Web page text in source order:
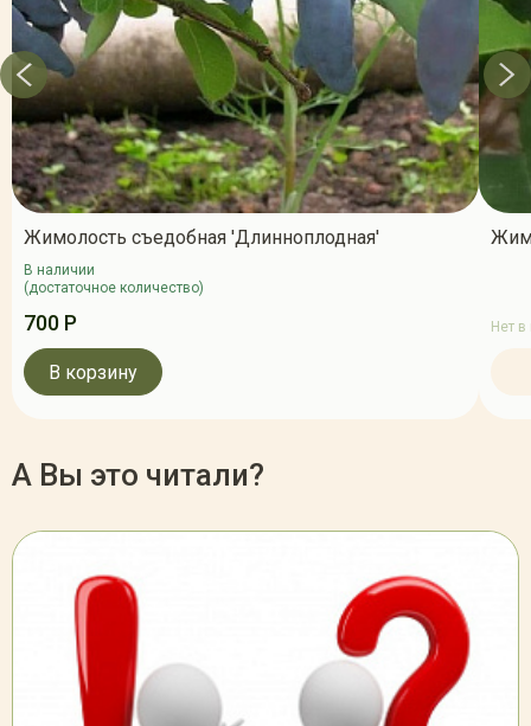
Жимолость съедобная 'Длинноплодная'
В наличии
(достаточное количество)
700 Р
В корзину
Нет
А Вы это читали?